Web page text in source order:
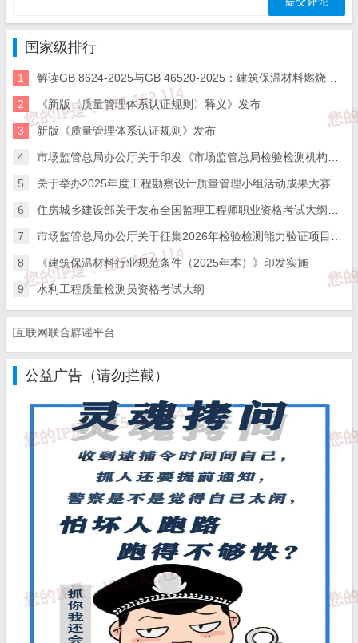
2.第4项材料，“监理工程师、造价工程师人员名单（含姓
名、身份证号码）”已并入第1项材料，不单独提供；“监理工程
程），包含技术
负责人；“社会保险凭证”指申请当月之前三个
月（2026年4月〔含
4月〕以后连续3个月）的社会保险参保缴费
材料。
4.申报人员和业绩认定等事项的其他有关要求详见《水利
部关于水利工程建设监理单位资质认定有关事项的公告》（水
利工程）中在职人员（非退休人员）数量应不少于资质等级标
准要求人数的70%。资质证书有效期届满前未延续的，逾期自
动作废。
5.具有甲级资质的单位，不满足甲级资质标准要求，但满
足乙级资质标准要求的，可通过延续申请变更为乙级资质。
三、申报和审批程序
水利部行政审批受理中心统一受理水利工程建设监理单位
质认定事项申请。为便于申请单位及早准备，水利部政务服
（https://spjc.mwr.gov.cn）于2026年8月3日开通信息填
能，于2026年8月24日开通材料提交功能。申请单位应于2
026年8月24日至2026年8月31日（16点30分截止）登陆水利部
政务服务平台在线提交电子申请材料；也可到线下服务窗口提
国家级排行
1 解读GB 8624-2025与GB 46520-2025：建筑保温材料燃烧性能“怎么选等级、怎么做检验”
2 《新版〈质量管理体系认证规则〉释义》发布
3 新版《质量管理体系认证规则》发布
4 市场监管总局办公厅关于印发《市场监管总局检验检测机构资质认定评审人员管理办法实施细则》的通知
5 关于举办2025年度工程勘察设计质量管理小组活动成果大赛的通知
6 住房城乡建设部关于发布全国监理工程师职业资格考试大纲（2026年版）的公告
7 市场监管总局办公厅关于征集2026年检验检测能力验证项目的函
8 《建筑保温材料行业规范条件（2025年本）》印发实施
9 水利工程质量检测员资格考试大纲
联网联合辟谣平台
公益广告（请勿拦截）